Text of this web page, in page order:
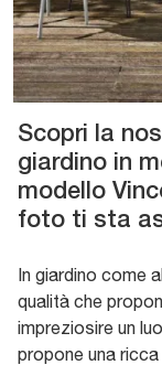
Scopri la
giardino in
modello
foto ti sta
In giardino come
qualità che
impreziosire un
propone una